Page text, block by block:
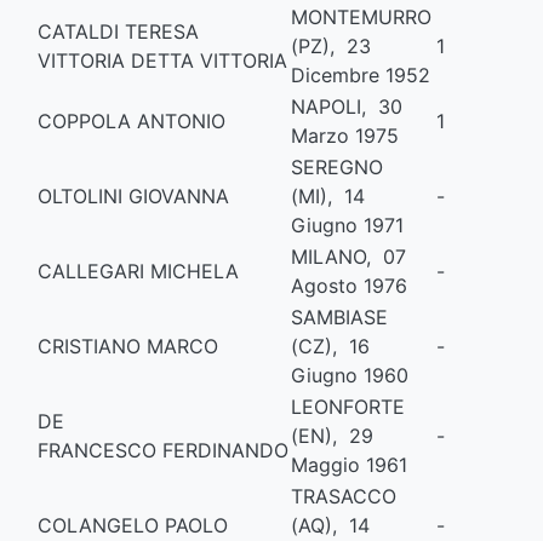
CATALDI TERESA
VITTORIA DETTA VITTORIA
MONTEMURRO
(PZ), 23
Dicembre 1952
1
COPPOLA ANTONIO
NAPOLI, 30
Marzo 1975
1
OLTOLINI GIOVANNA
SEREGNO
(MI), 14
Giugno 1971
-
CALLEGARI MICHELA
MILANO, 07
Agosto 1976
-
CRISTIANO MARCO
SAMBIASE
(CZ), 16
Giugno 1960
-
DE
FRANCESCO FERDINANDO
LEONFORTE
(EN), 29
Maggio 1961
-
COLANGELO PAOLO
TRASACCO
(AQ), 14
-